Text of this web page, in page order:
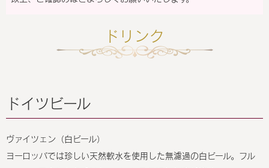
ドリンク
ドイツビール
ヴァイツェン（白ビール）
ヨーロッパでは珍しい天然軟水を使用した無濾過の白ビール。フル